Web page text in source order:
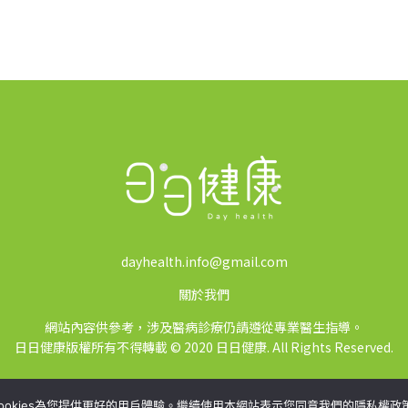
dayhealth.info@gmail.com
關於我們
網站內容供參考，涉及醫病診療仍請遵從專業醫生指導。
日日健康版權所有不得轉載 © 2020 日日健康. All Rights Reserved.